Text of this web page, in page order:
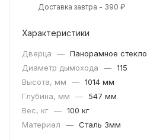
Доставка завтра - 390 ₽
Характеристики
Дверца — Панорамное стекло
Диаметр дымохода
— 115
Высота, мм
— 1014 мм
Глубина, мм
—
547 мм
Вес, кг — 100 кг
Материал
— Сталь 3мм